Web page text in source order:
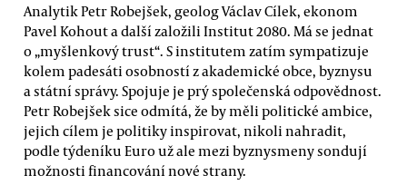
Analytik Petr Robejšek, geolog Václav Cílek, ekonom
Pavel Kohout a další založili Institut 2080. Má se jednat
o „myšlenkový trust“. S institutem zatím sympatizuje
kolem padesáti osobností z akademické obce, byznysu
a státní správy. Spojuje je prý společenská odpovědnost.
Petr Robejšek sice odmítá, že by měli politické ambice,
jejich cílem je politiky inspirovat, nikoli nahradit,
podle týdeníku Euro už ale mezi byznysmeny sondují
možnosti financování nové strany.